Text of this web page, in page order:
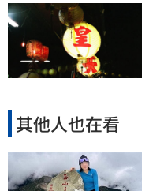
其他人也在看